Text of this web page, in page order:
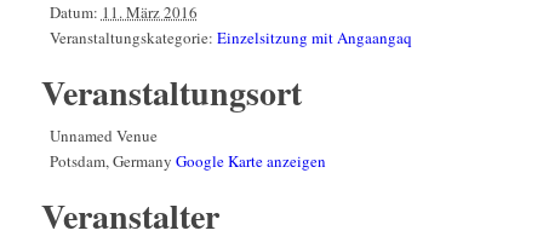
Datum: 11. März 2016
Veranstaltungskategorie: Einzelsitzung mit Angaangaq
Veranstaltungsort
Unnamed Venue
Potsdam,Germany Google Karte anzeigen
Veranstalter